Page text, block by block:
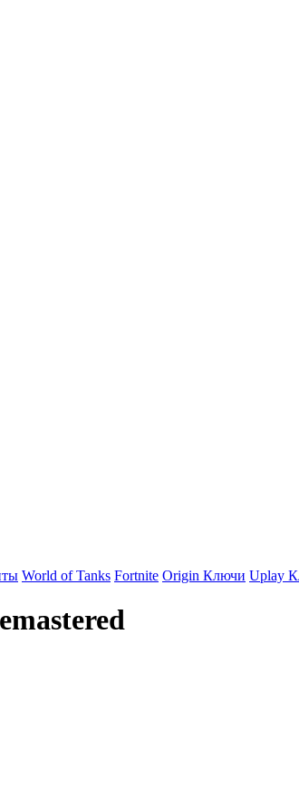
World of Tanks Fortnite Origin Ключи Uplay